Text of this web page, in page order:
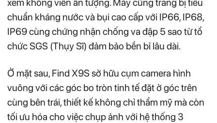
chuẩn kháng nước và bụi cao cấp với IP66, IP68,
IP69 cùng chứng nhận chống va đập 5 sao từ tổ
chức SGS (Thụy Sĩ) đảm bảo bền bỉ lâu dài.
Ở mặt sau, Find X9S sở hữu cụm camera hình
vuông với các góc bo tròn tinh tế đặt ở góc trên
cùng bên trái, thiết kế không chỉ thẩm mỹ mà còn
tối ưu hóa cho việc chụp ảnh với hệ thống 3